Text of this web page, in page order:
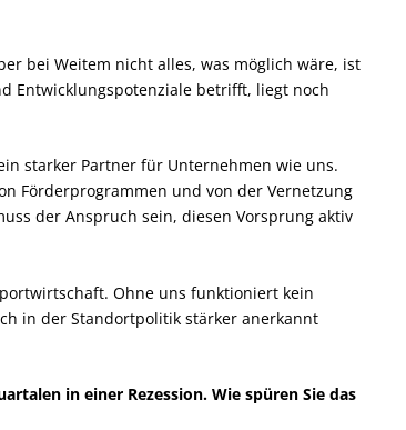
bei Weitem nicht alles, was möglich wäre, ist
Entwicklungspotenziale betrifft, liegt noch
starker Partner für Unternehmen wie uns.
Förderprogrammen und von der Vernetzung
der Anspruch sein, diesen Vorsprung aktiv
Ohne uns funktioniert kein
in der Standortpolitik stärker anerkannt
in einer Rezession. Wie spüren Sie das